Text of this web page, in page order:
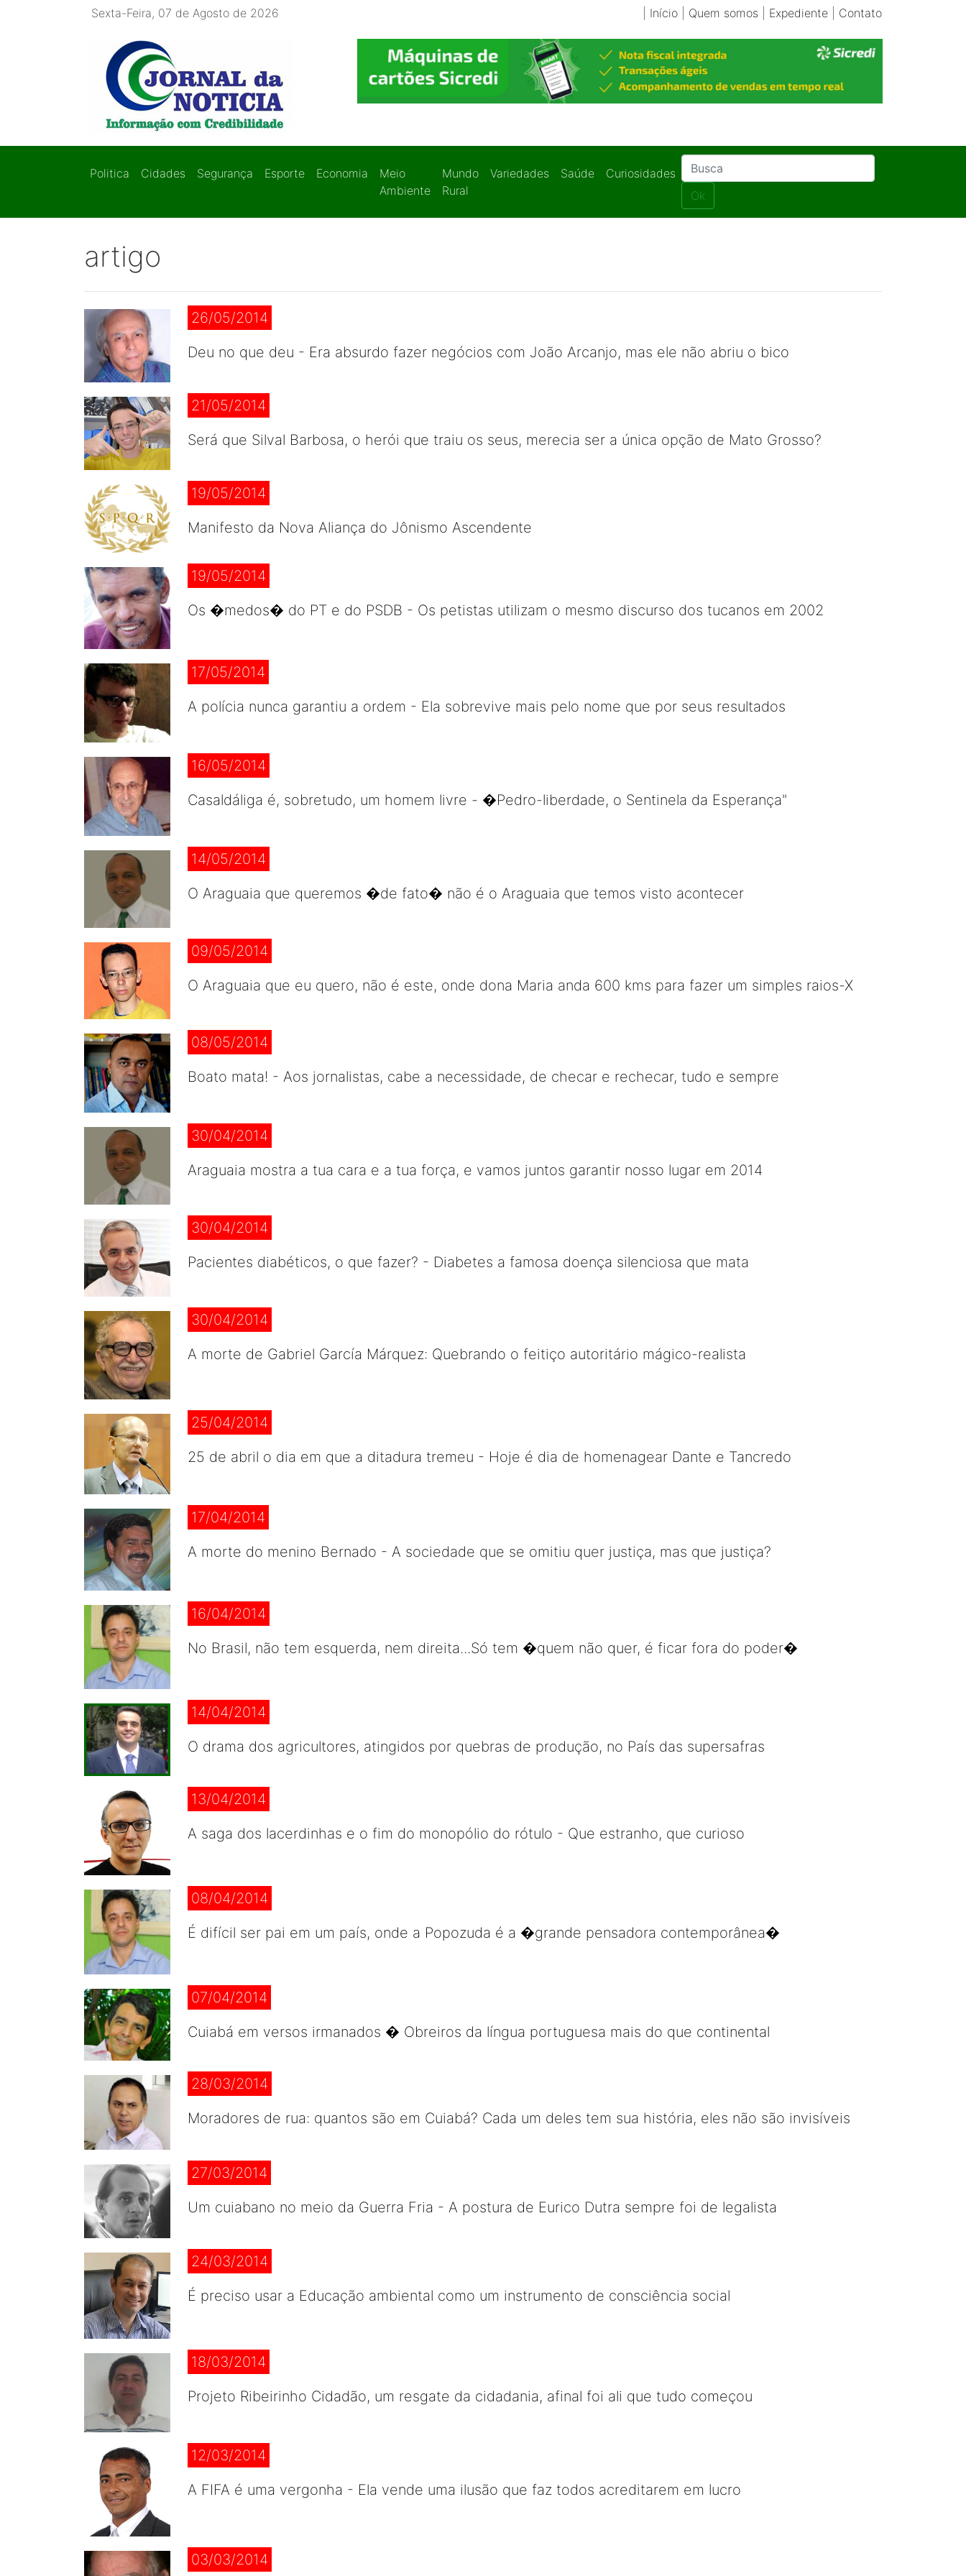
Sexta-Feira, 07 de Agosto de 2026 Início| Quem somos Expediente| Contato
Politica Cidades Segurança Esporte Economia
Meio
Ambiente
Mundo
Rural
Variedades Saúde
Curiosidades
Ok
artigo
26/05/2014
Deu no que deu - Era absurdo fazer negócios com João Arcanjo, mas ele não abriu o bico
21/05/2014
Será que Silval Barbosa, o herói que traiu os seus, merecia ser a única opção de Mato Grosso?
19/05/2014
Manifesto da Nova Aliança do Jônismo Ascendente
19/05/2014
Os �medos� do PT e do PSDB - Os petistas utilizam o mesmo discurso dos tucanos em 2002
17/05/2014
A polícia nunca garantiu a ordem - Ela sobrevive mais pelo nome que por seus resultados
16/05/2014
Casaldáliga é, sobretudo, um homem livre - �Pedro-liberdade, o Sentinela da Esperança"
14/05/2014
O Araguaia que queremos �de fato� não é o Araguaia que temos visto acontecer
09/05/2014
O Araguaia que eu quero, não é este, onde dona Maria anda 600 kms para fazer um simples raios-X
08/05/2014
Boato mata! - Aos jornalistas, cabe a necessidade, de checar e rechecar, tudo e sempre
30/04/2014
Araguaia mostra a tua cara e a tua força, e vamos juntos garantir nosso lugar em 2014
30/04/2014
Pacientes diabéticos, o que fazer? - Diabetes a famosa doença silenciosa que mata
30/04/2014
A morte de Gabriel García Márquez: Quebrando o feitiço autoritário mágico-realista
25/04/2014
25 de abril o dia em que a ditadura tremeu - Hoje é dia de homenagear Dante e Tancredo
17/04/2014
A morte do menino Bernado - A sociedade que se omitiu quer justiça, mas que justiça?
16/04/2014
No Brasil, não tem esquerda, nem direita...Só tem �quem não quer, é ficar fora do poder�
14/04/2014
O drama dos agricultores, atingidos por quebras de produção, no País das supersafras
13/04/2014
A saga dos lacerdinhas e o fim do monopólio do rótulo - Que estranho, que curioso
08/04/2014
É difícil ser pai em um país, onde a Popozuda é a �grande pensadora contemporânea�
07/04/2014
Cuiabá em versos irmanados � Obreiros da língua portuguesa mais do que continental
28/03/2014
Moradores de rua: quantos são em Cuiabá? Cada um deles tem sua história, eles não são invisíveis
27/03/2014
Um cuiabano no meio da Guerra Fria - A postura de Eurico Dutra sempre foi de legalista
24/03/2014
É preciso usar a Educação ambiental como um instrumento de consciência social
18/03/2014
Projeto Ribeirinho Cidadão, um resgate da cidadania, afinal foi ali que tudo começou
12/03/2014
A FIFA é uma vergonha - Ela vende uma ilusão que faz todos acreditarem em lucro
03/03/2014